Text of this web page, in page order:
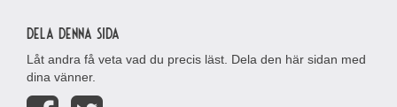
Dela denna sida
Låt andra få veta vad du precis läst. Dela den här sidan med
dina vänner.